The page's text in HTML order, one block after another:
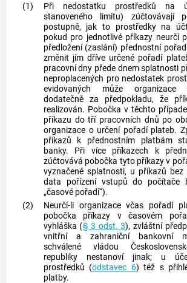
(1)
Při nedostatku prostředků na
stanoveného limitu) zúčtovávají
postupně, jak to prostředky na
pokud pro jednotlivé příkazy neurčí
předložení (zaslání) přednostní
změnit jím dříve určené pořadí
pracovní dny přede dnem splatnosti
neproplacených pro nedostatek
evidovaných může organizace
dodatečně za předpokladu, že
realizován. Pobočka v těchto
příkazu do tří pracovních dnů po
organizace o určení pořadí plateb.
příkazů k přednostním platbám
banky. Při více příkazech k
zúčtovává pobočka tyto příkazy v
vyznačené splatnosti, u příkazů
data pořízení vstupů do počítače
„časové pořadí“).
(2)
Neurčí-li organizace včas pořadí
pobočka příkazy v časovém
vyhláška (§ 3 odst. 3), zvláštní
vnitřní a zahraniční bankovní
schválené vládou
republiky nestanoví jinak; u
prostředků (odstavec 6) též s
platby.